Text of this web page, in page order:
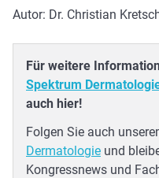
Autor: Dr. Christian
Für weitere
Spektrum
auch hier!
Folgen Sie auch
Dermatologie und
Kongressnews und